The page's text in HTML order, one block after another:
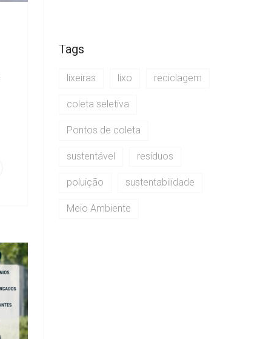
Tags
lixeiras lixo reciclagem
coleta seletiva
Pontos de coleta
sustentável resíduos
poluição sustentabilidade
Meio Ambiente